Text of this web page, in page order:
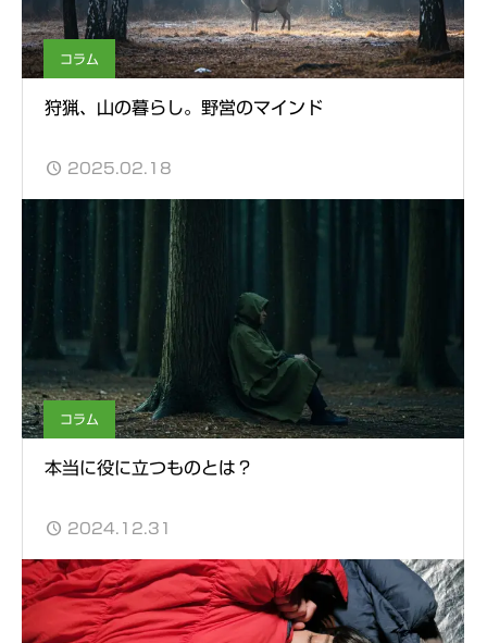
コラム
狩猟、山の暮らし。野営のマインド
2025.02.18
コラム
本当に役に立つものとは？
2024.12.31